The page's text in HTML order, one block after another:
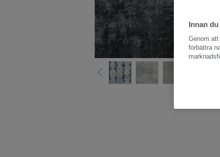
Hela
Innan
Genom
förbättra